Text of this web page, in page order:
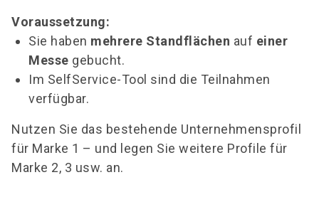
Voraussetzung:
Sie haben mehrere Standflächen auf einer
Messe gebucht.
Im SelfService-Tool sind die Teilnahmen
verfügbar.
Nutzen Sie das bestehende Unternehmensprofil
für Marke 1 – und legen Sie weitere Profile für
Marke 2, 3 usw. an.